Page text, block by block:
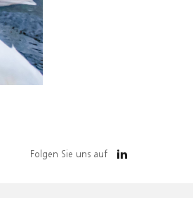
Folgen Sie uns auf